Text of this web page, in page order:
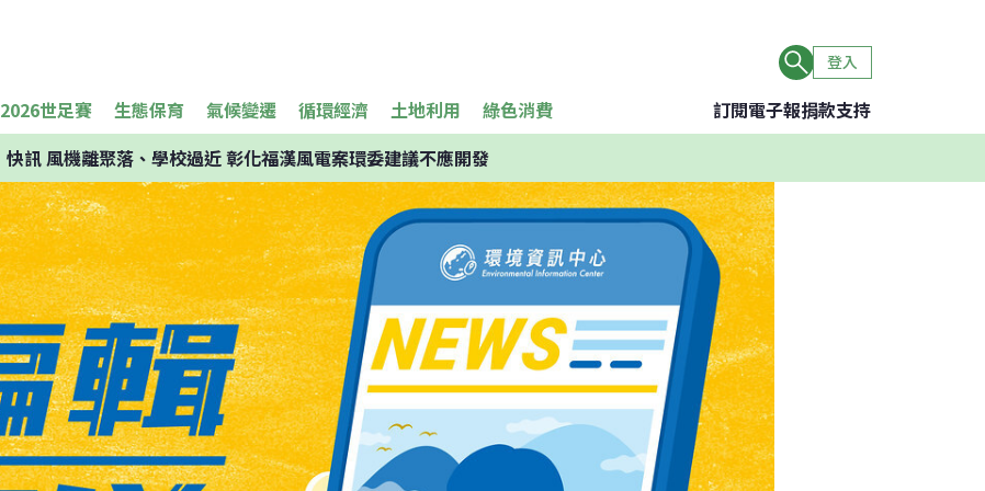
登入
2026世足賽 生態保育 氣候變遷 循環經濟 土地利用 綠色消費 訂閱電子報捐款支持
快訊風機離聚落、學校過近 彰化福漢風電案環委建議不應開發